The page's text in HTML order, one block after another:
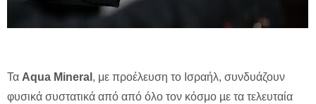
Τα Aqua Mineral , με προέλευση το Ισραήλ, συνδυάζουν
φυσικά συστατικά από από όλο τον κόσμο µε τα τελευταία